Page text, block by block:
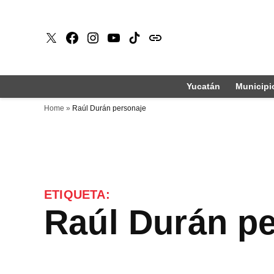
X Faceboook
Instagram
Youtube
Tiktokissuu
Yucatán
Home » Raúl Durán personaje
ETIQUETA:
Raúl Durán